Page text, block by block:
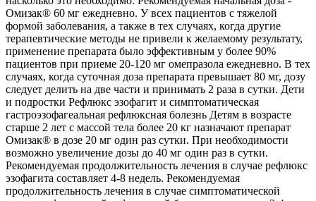
Омизак® 60 мг ежедневно. У всех пациентов с тяжелой
формой заболевания, а также в тех случаях, когда другие
терапевтические методы не привели к желаемому результату,
применение препарата было эффективным у более 90%
пациентов при приеме 20-120 мг омепразола ежедневно. В тех
случаях, когда суточная доза препарата превышает 80 мг, дозу
следует делить на две части и принимать 2 раза в сутки. Дети
и подростки Рефлюкс эзофагит и симптоматическая
гастроэзофагеальная рефлюксная болезнь Детям в возрасте
старше 2 лет с массой тела более 20 кг назначают препарат
Омизак® в дозе 20 мг один раз сутки. При необходимости
возможно увеличение дозы до 40 мг один раз в сутки.
Рекомендуемая продолжительность лечения в случае рефлюкс
эзофагита составляет 4-8 недель. Рекомендуемая
продолжительность лечения в случае симптоматической